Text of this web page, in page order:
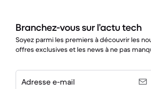
Branchez-vous sur l’actu tech
Soyez parmi les premiers à découvrir les
offres exclusives et les news à ne pas
Adresse e-mail